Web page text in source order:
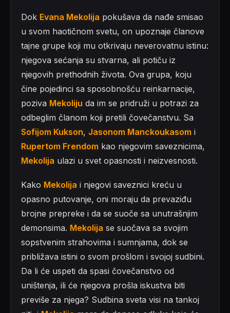
Dok Evana Mekolija pokušava da nađe smisao
u svom haotičnom svetu, on upoznaje članove
tajne grupe koji mu otkrivaju neverovatnu istinu:
njegova sećanja su stvarna, ali potiču iz
njegovih prethodnih života. Ova grupa, koju
čine pojedinci sa sposobnošću reinkarnacije,
poziva Mekoliju da im se pridruži u potrazi za
odbeglim članom koji pretili čovečanstvu. Sa
Sofijom Kukson, Jasonom Manckoukasom i
Rupertom Frendom kao njegovim saveznicima,
Mekolija ulazi u svet opasnosti i neizvesnosti.
Kako Mekolija i njegovi saveznici kreću u
opasno putovanje, oni moraju da prevaziđu
brojne prepreke i da se suoče sa unutrašnjim
demonsima. Mekolija se suočava sa svojim
sopstvenim strahovima i sumnjama, dok se
približava istini o svom prošlom i svojoj sudbini.
Da li će uspeti da spasi čovečanstvo od
uništenja, ili će njegova prošla iskustva biti
previše za njega? Sudbina sveta visi na tankoj